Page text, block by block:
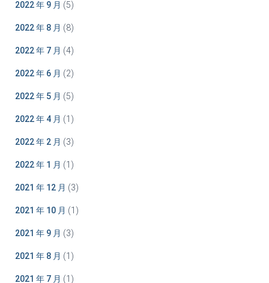
2022 年 9 月 (5)
2022 年 8 月 (8)
2022 年 7 月 (4)
2022 年 6 月 (2)
2022 年 5 月 (5)
2022 年 4 月 (1)
2022 年 2 月 (3)
2022 年 1 月 (1)
2021 年 12 月 (3)
2021 年 10 月 (1)
2021 年 9 月 (3)
2021 年 8 月 (1)
2021 年 7 月 (1)